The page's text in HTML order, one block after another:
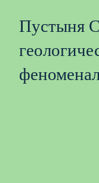
Пустыня